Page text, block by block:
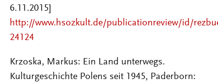
6.11.2015]
http://www.hsozkult.de/publicationreview/id/
24124
Krzoska, Markus: Ein Land unterwegs.
Kulturgeschichte Polens seit 1945, Paderborn: